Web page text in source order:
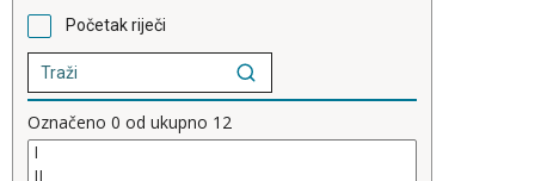
Početak riječi
Označeno 0 od ukupno 12